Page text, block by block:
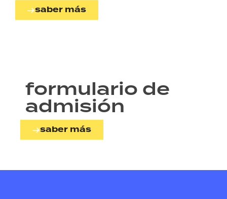
saber más
formulario de
admisión
saber más